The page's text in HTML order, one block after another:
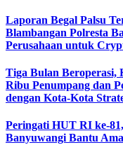
Laporan Begal Palsu
Blambangan Polresta
Perusahaan untuk
Tiga Bulan Beroperasi,
Ribu Penumpang dan
dengan Kota-Kota
Peringati HUT RI ke-
Banyuwangi Bantu